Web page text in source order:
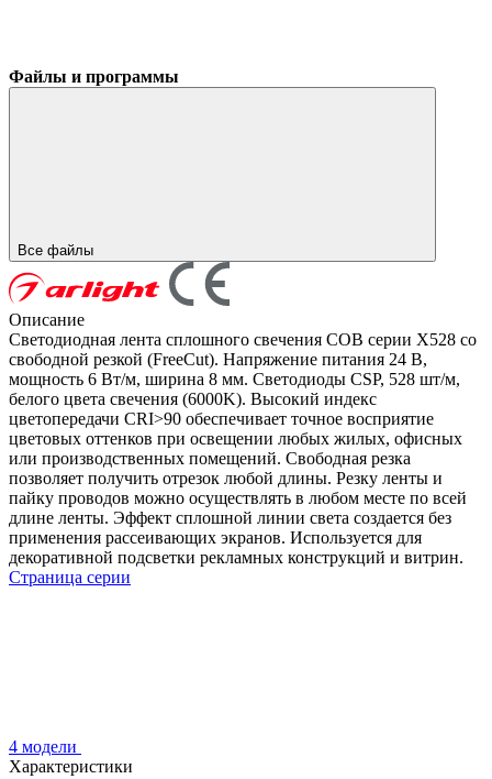
Файлы и программы
Все файлы
Описание
Светодиодная лента сплошного свечения COB серии X528 со
свободной резкой (FreeCut). Напряжение питания 24 В,
мощность 6 Вт/м, ширина 8 мм. Светодиоды CSP, 528 шт/м,
белого цвета свечения (6000K). Высокий индекс
цветопередачи CRI>90 обеспечивает точное восприятие
цветовых оттенков при освещении любых жилых, офисных
или производственных помещений. Свободная резка
позволяет получить отрезок любой длины. Резку ленты и
пайку проводов можно осуществлять в любом месте по всей
длине ленты. Эффект сплошной линии света создается без
применения рассеивающих экранов. Используется для
декоративной подсветки рекламных конструкций и витрин.
Страница серии
4 модели
Характеристики